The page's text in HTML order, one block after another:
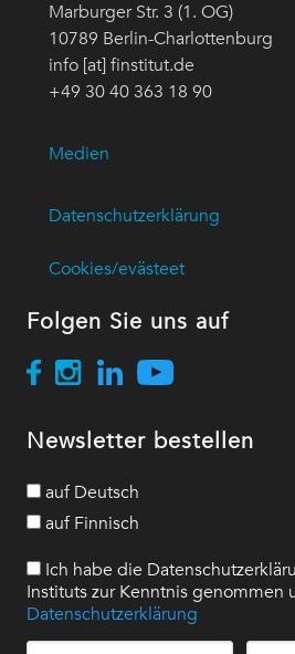
Marburger Str. 3 (1. OG)
10789 Berlin-Charlottenburg
info [at] finstitut.de
+49 30 40 363 18 90
Medien
Datenschutzerklärung
Cookies/evästeet
Folgen Sie uns auf
Newsletter bestellen
auf Deutsch
auf Finnisch
Ich habe die
Instituts zur Kenntnis genommen
Datenschutzerklärung